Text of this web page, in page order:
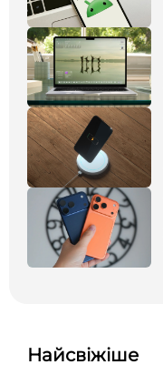
Найсвіжіше